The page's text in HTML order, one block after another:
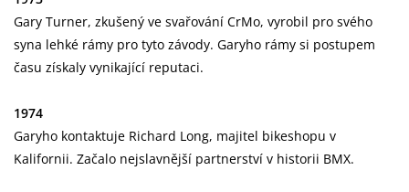
Gary Turner, zkušený ve svařování CrMo, vyrobil pro svého
syna lehké rámy pro tyto závody. Garyho rámy si postupem
času získaly vynikající reputaci.
1974
Garyho kontaktuje Richard Long, majitel bikeshopu v
Kalifornii. Začalo nejslavnější partnerství v historii BMX.